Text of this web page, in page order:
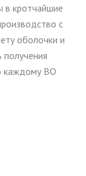
в кротчайшие
с
оболочки и
каждому ВО